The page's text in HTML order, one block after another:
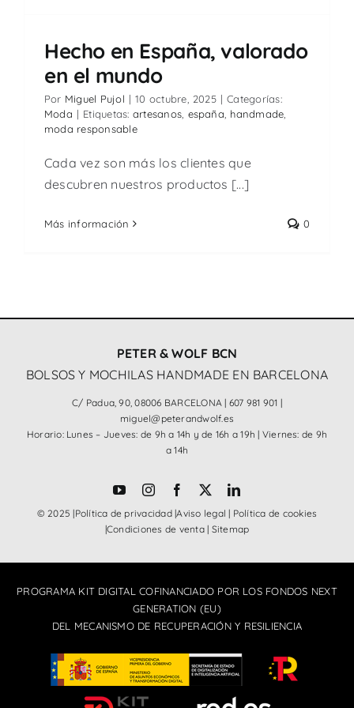
Hecho en España, valorado
en el mundo
Por Miguel Pujol | 10 octubre, 2025 | Categorías:
Moda | Etiquetas: artesanos españa handmade
moda responsable
Cada vez son más los clientes que
descubren nuestros productos [...]
Más información 0
PETER & WOLF BCN
BOLSOS Y MOCHILAS HANDMADE EN BARCELONA
C/ Padua, 90, 08006 BARCELONA | 607 981 901 |
miguel@peterandwolf.es
Horario: Lunes – Jueves: de 9h a 14h y de 16h a 19h | Viernes: de 9h
a 14h
© 2025 |Política de privacidad|Aviso legal | Política de cookies
|Condiciones de venta| Sitemap
PROGRAMA KIT DIGITAL COFINANCIADO POR LOS FONDOS NEXT
GENERATION (EU)
DEL MECANISMO DE RECUPERACIÓN Y RESILIENCIA